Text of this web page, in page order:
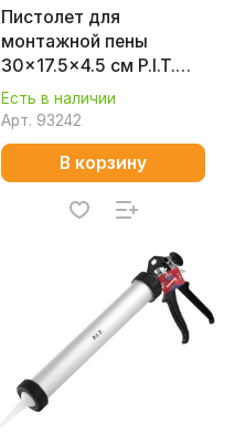
Пистолет для
монтажной пены
30x17.5x4.5 см P.I.T.
(HFMG01-P01AA)
Есть в наличии
Арт. 93242
В корзину